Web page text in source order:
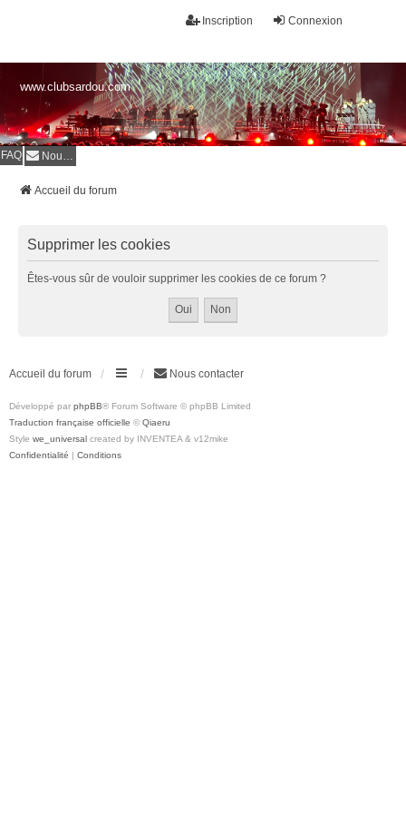
Connexion
Inscription
www.clubsardou.com
FAQ Nous contacter
Accueil du forum
Supprimer les cookies
Êtes-vous sûr de vouloir supprimer les cookies de ce forum ?
Accueil du forum Nous contacter
Développé par phpBB® Forum Software © phpBB Limited
Traduction française officielle © Qiaeru
Style we_universal created by INVENTEA & v12mike
Confidentialité | Conditions